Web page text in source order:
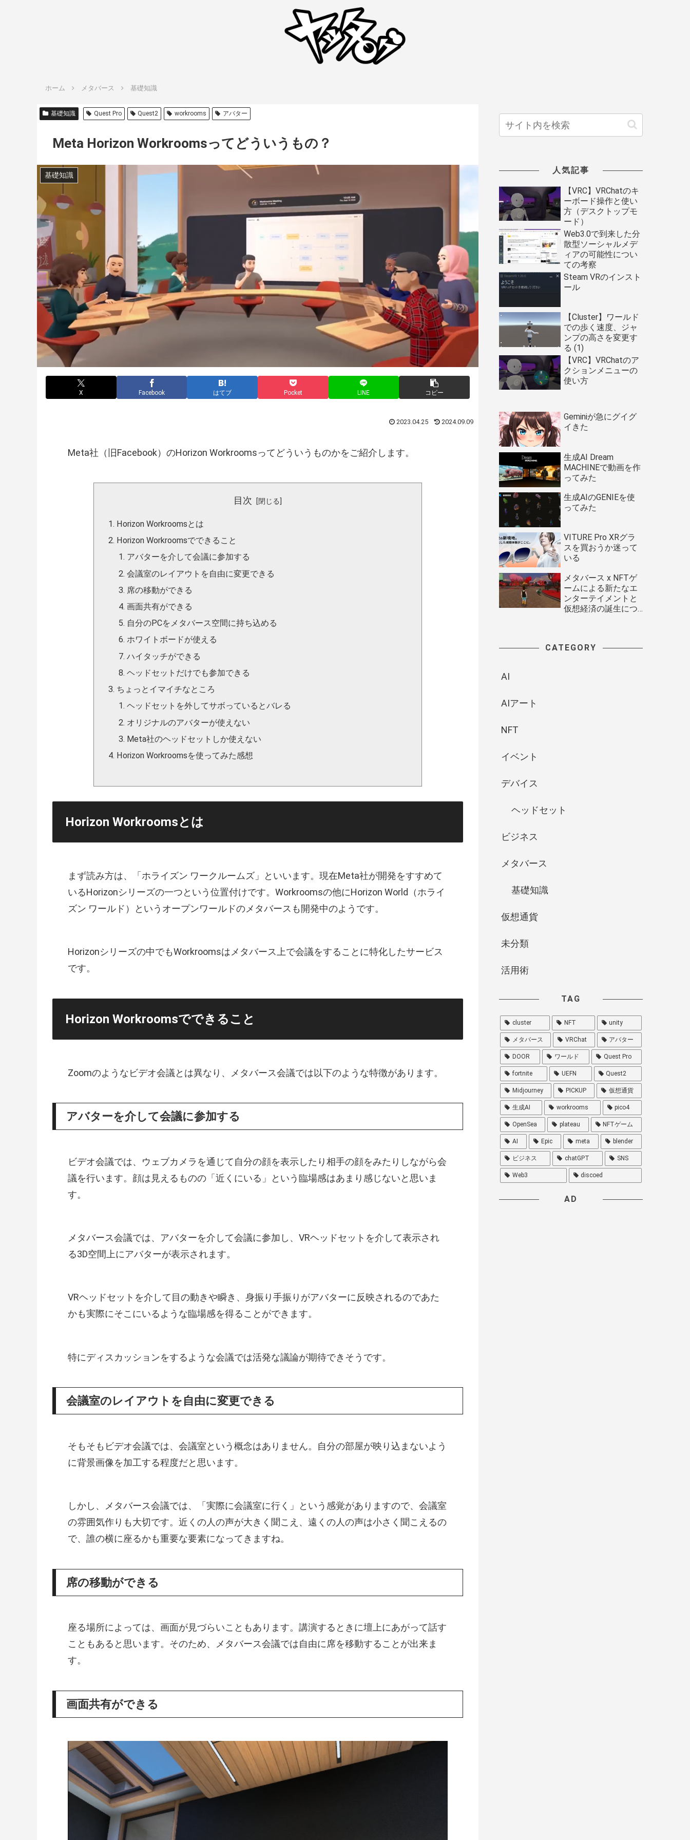
ホーム メタバース 基礎知識
基礎知識 Quest Pro Quest2 workrooms アバター
Meta Horizon Workroomsってどういうもの？
基礎知識
X Facebook はてブ Pocket LINE コピー
2023.04.25 2024.09.09
Meta社（旧Facebook）のHorizon Workroomsってどういうものかをご紹介します。
目次
Horizon Workroomsとは
Horizon Workroomsでできること
アバターを介して会議に参加する
会議室のレイアウトを自由に変更できる
席の移動ができる
画面共有ができる
自分のPCをメタバース空間に持ち込める
ホワイトボードが使える
ハイタッチができる
ヘッドセットだけでも参加できる
ちょっとイマイチなところ
ヘッドセットを外してサボっているとバレる
オリジナルのアバターが使えない
Meta社のヘッドセットしか使えない
Horizon Workroomsを使ってみた感想
Horizon Workroomsとは
まず読み方は、「ホライズン ワークルームズ」といいます。現在Meta社が開発をすすめて
いるHorizonシリーズの一つという位置付けです。Workroomsの他にHorizon World（ホライ
ズン ワールド）というオープンワールドのメタバースも開発中のようです。
Horizonシリーズの中でもWorkroomsはメタバース上で会議をすることに特化したサービス
です。
Horizon Workroomsでできること
Zoomのようなビデオ会議とは異なり、メタバース会議では以下のような特徴があります。
アバターを介して会議に参加する
ビデオ会議では、ウェブカメラを通じて自分の顔を表示したり相手の顔をみたりしながら会
議を行います。顔は見えるものの「近くにいる」という臨場感はあまり感じないと思いま
す。
メタバース会議では、アバターを介して会議に参加し、VRヘッドセットを介して表示され
る3D空間上にアバターが表示されます。
VRヘッドセットを介して目の動きや瞬き、身振り手振りがアバターに反映されるのであた
かも実際にそこにいるような臨場感を得ることができます。
特にディスカッションをするような会議では活発な議論が期待できそうです。
会議室のレイアウトを自由に変更できる
そもそもビデオ会議では、会議室という概念はありません。自分の部屋が映り込まないよう
に背景画像を加工する程度だと思います。
しかし、メタバース会議では、「実際に会議室に行く」という感覚がありますので、会議室
の雰囲気作りも大切です。近くの人の声が大きく聞こえ、遠くの人の声は小さく聞こえるの
で、誰の横に座るかも重要な要素になってきますね。
席の移動ができる
座る場所によっては、画面が見づらいこともあります。講演するときに壇上にあがって話す
こともあると思います。そのため、メタバース会議では自由に席を移動することが出来ま
す。
画面共有ができる
人気記事
【VRC】VRChatのキ
ーボード操作と使い
方（デスクトップモ
ード）
Web3.0で到来した分
散型ソーシャルメデ
ィアの可能性につい
ての考察
Steam VRのインスト
ール
【Cluster】ワールド
での歩く速度、ジャ
ンプの高さを変更す
る (1)
【VRC】VRChatのア
クションメニューの
使い方
Geminiが急にグイグ
イきた
生成AI Dream
MACHINEで動画を作
ってみた
生成AIのGENIEを使
ってみた
VITURE Pro XRグラ
スを買おうか迷って
いる
メタバース x NFTゲ
ームによる新たなエ
ンターテイメントと
仮想経済の誕生につ
CATEGORY
AI
AIアート
NFT
イベント
デバイス
ヘッドセット
ビジネス
メタバース
基礎知識
仮想通貨
未分類
活用術
TAG
cluster NFT unity
メタバース VRChat アバター
DOOR ワールド Quest Pro
fortnite UEFN Quest2
Midjourney PICKUP 仮想通貨
生成AI workrooms pico4
OpenSea plateau NFTゲーム
AI Epic meta blender
ビジネス chatGPT SNS
Web3 discoed
AD